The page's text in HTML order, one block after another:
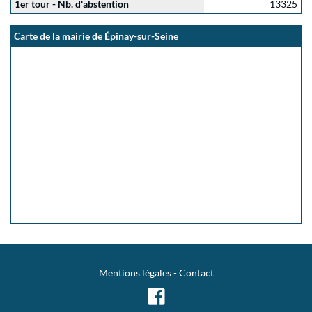
1er tour - Nb. d'abstention 13325
Carte de la mairie de Épinay-sur-Seine
Mentions légales-Contact